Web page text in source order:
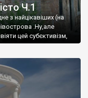
Ч.1
з найцікавіших (на
.Ну,але
цей субєктивізм,